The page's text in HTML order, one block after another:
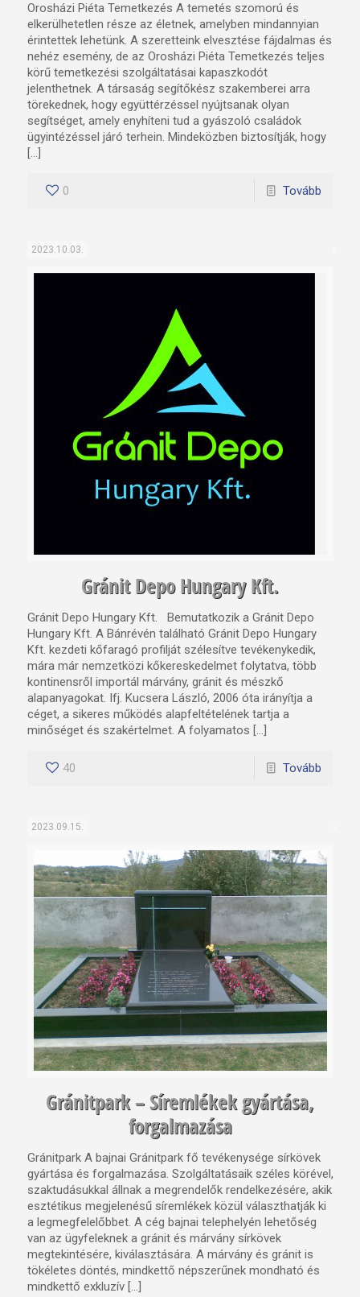
Orosházi Piéta Temetkezés A temetés szomorú és
elkerülhetetlen része az életnek, amelyben mindannyian
érintettek lehetünk. A szeretteink elvesztése fájdalmas és
nehéz esemény, de az Orosházi Piéta Temetkezés teljes
körű temetkezési szolgáltatásai kapaszkodót
jelenthetnek. A társaság segítőkész szakemberei arra
törekednek, hogy együttérzéssel nyújtsanak olyan
segítséget, amely enyhíteni tud a gyászoló családok
ügyintézéssel járó terhein. Mindeközben biztosítják, hogy
[…]
0 Tovább
2023.10.03.
Gránit Depo Hungary Kft.
Gránit Depo Hungary Kft. Bemutatkozik a Gránit Depo
Hungary Kft. A Bánrévén található Gránit Depo Hungary
Kft. kezdeti kőfaragó profilját szélesítve tevékenykedik,
mára már nemzetközi kőkereskedelmet folytatva, több
kontinensről importál márvány, gránit és mészkő
alapanyagokat. Ifj. Kucsera László, 2006 óta irányítja a
céget, a sikeres működés alapfeltételének tartja a
minőséget és szakértelmet. A folyamatos […]
40 Tovább
2023.09.15.
Gránitpark – Síremlékek gyártása,
forgalmazása
Gránitpark A bajnai Gránitpark fő tevékenysége sírkövek
gyártása és forgalmazása. Szolgáltatásaik széles körével,
szaktudásukkal állnak a megrendelők rendelkezésére, akik
esztétikus megjelenésű síremlékek közül választhatják ki
a legmegfelelőbbet. A cég bajnai telephelyén lehetőség
van az ügyfeleknek a gránit és márvány sírkövek
megtekintésére, kiválasztására. A márvány és gránit is
tökéletes döntés, mindkettő népszerűnek mondható és
mindkettő exkluzív […]